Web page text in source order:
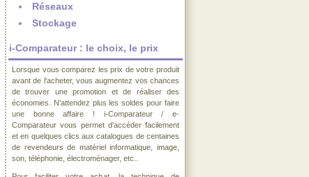
Réseaux
Stockage
i-Comparateur : le choix, le prix
Lorsque vous comparez les prix de votre produit
avant de l'acheter, vous augmentez vos chances
de trouver une promotion et de réaliser des
économies. N'attendez plus les soldes pour faire
une bonne affaire ! i-Comparateur / e-
Comparateur vous permet d'accéder facilement
et en quelques clics aux catalogues de centaines
de revendeurs de matériel informatique, image,
son, téléphonie, électroménager, etc..